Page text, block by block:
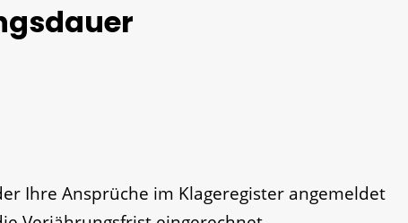
Ihre Ansprüche im Klageregister angemeldet